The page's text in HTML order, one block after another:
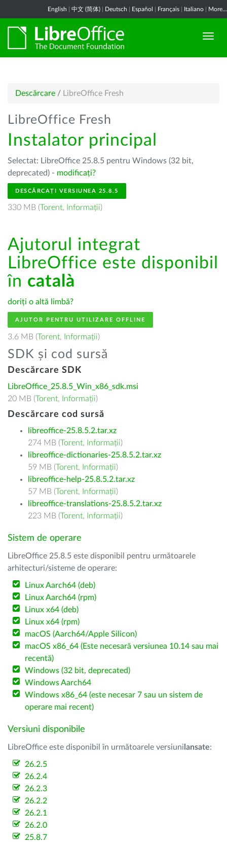
English 中文 (简体) Deutsch Español Français Italiano More...
Descărcare / LibreOffice Fresh
LibreOffice Fresh
Instalator principal
Selectat: LibreOffice 25.8.5 pentru Windows (32 bit,
deprecated) - modificați?
DESCĂRCAȚI VERSIUNEA 25.8.5
330 MB (Torent, Informații)
Ajutorul integrat
LibreOffice este disponibil
în català
doriți o altă limbă?
AJUTOR PENTRU UTILIZARE OFFLINE
3.6 MB (Torent, Informații)
SDK și cod sursă
Descărcare SDK
LibreOffice_25.8.5_Win_x86_sdk.msi
20 MB (Torent, Informații)
Descărcare cod sursă
libreoffice-25.8.5.2.tar.xz
274 MB (Torent, Informații)
libreoffice-dictionaries-25.8.5.2.tar.xz
59 MB (Torent, Informații)
libreoffice-help-25.8.5.2.tar.xz
57 MB (Torent, Informații)
libreoffice-translations-25.8.5.2.tar.xz
223 MB (Torent, Informații)
Sistem de operare
LibreOffice 25.8.5 este disponibil pentru următoarele
arhitecturi/sisteme de operare:
Linux Aarch64 (deb)
Linux Aarch64 (rpm)
Linux x64 (deb)
Linux x64 (rpm)
macOS (Aarch64/Apple Silicon)
macOS x86_64 (Este necesară versiunea 10.14 sau mai
recentă)
Windows (32 bit, deprecated)
Windows Aarch64
Windows x86_64 (este necesar 7 sau un sistem de
operare mai recent)
Versiuni disponibile
LibreOffice este disponibil în următoarele versiuni lansate:
26.2.5
26.2.4
26.2.3
26.2.2
26.2.1
26.2.0
25.8.7